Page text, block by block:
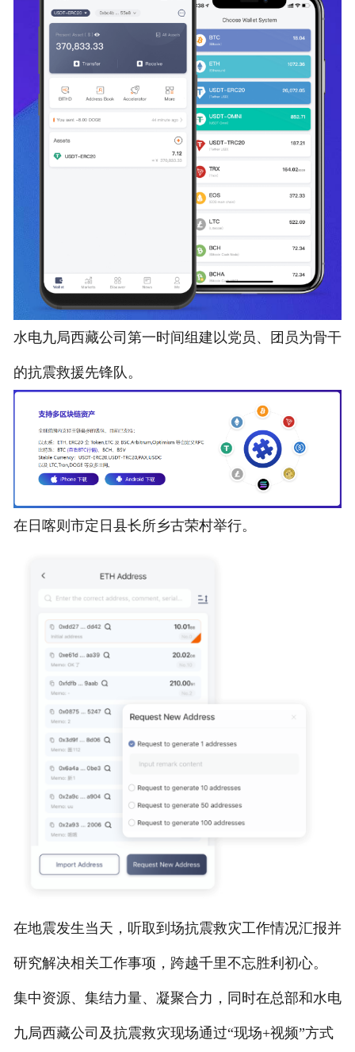
水电九局西藏公司第一时间组建以党员、团员为骨干
的抗震救援先锋队。
在日喀则市定日县长所乡古荣村举行。
在地震发生当天，听取到场抗震救灾工作情况汇报并
研究解决相关工作事项，跨越千里不忘胜利初心。
集中资源、集结力量、凝聚合力，同时在总部和水电
九局西藏公司及抗震救灾现场通过“现场+视频”方式